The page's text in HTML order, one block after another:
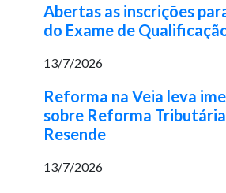
Abertas as inscrições
do Exame de
13/7/2026
Reforma na Veia leva
sobre Reforma Tributária
Resende
13/7/2026